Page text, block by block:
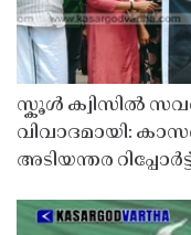
സ്കൂൾ ക്വിസിൽ
വിവാദമായി:
അടിയന്തര